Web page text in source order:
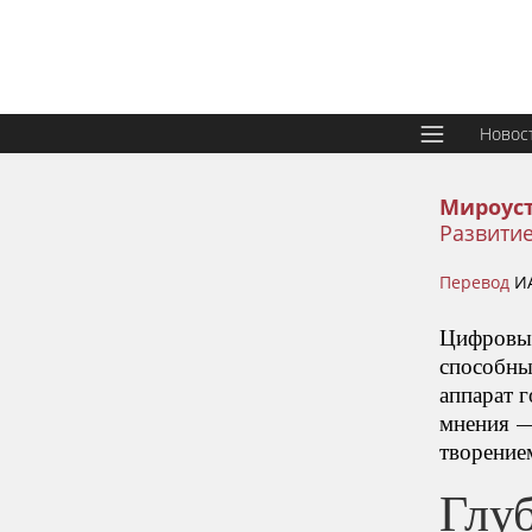
Перевод
аппарат
мнения —